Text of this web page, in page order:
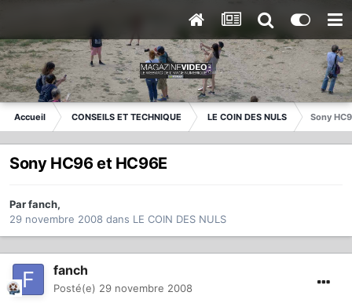
Accueil CONSEILS ET TECHNIQUE LE COIN DES NULS Sony
Sony HC96 et HC96E
Parfanch,
29 novembre 2008 dans LE COIN DES NULS
fanch
Posté(e) 29 novembre 2008